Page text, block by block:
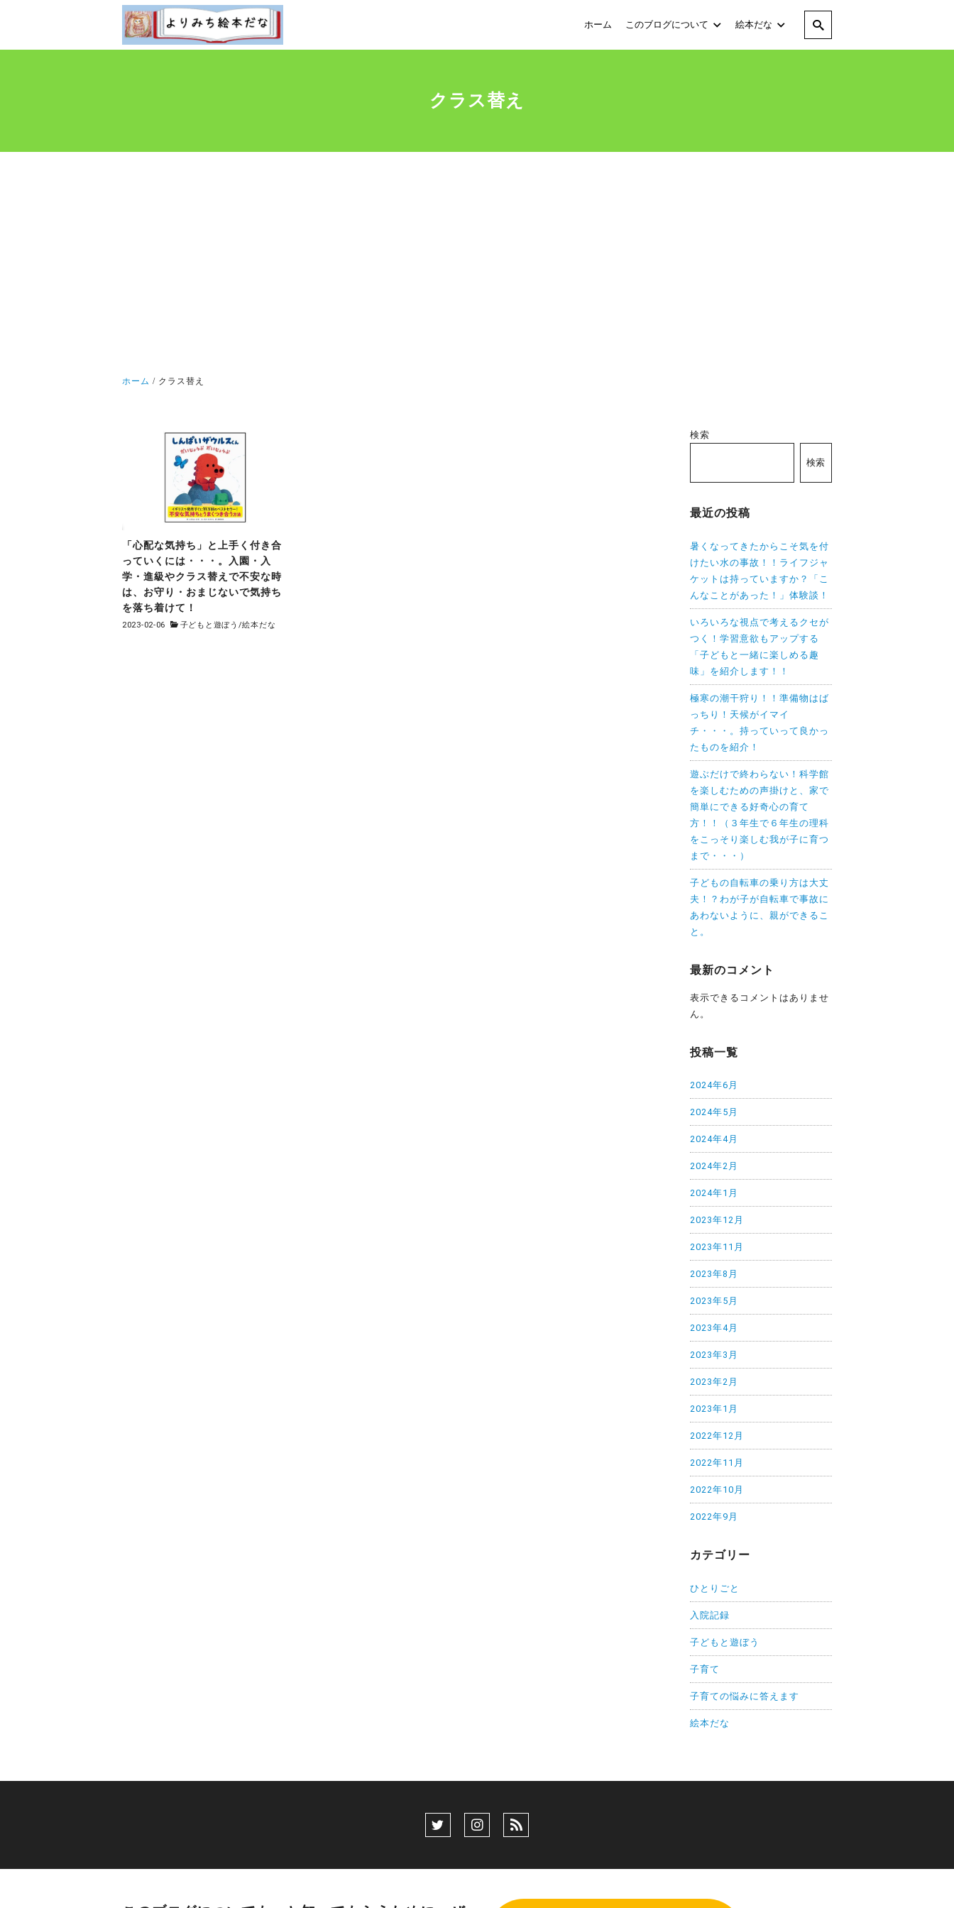
ホーム このブログについて 絵本だな
クラス替え
ホーム クラス替え
「心配な気持ち」と上手く付き合
っていくには・・・。入園・入
学・進級やクラス替えで不安な時
は、お守り・おまじないで気持ち
を落ち着けて！
2023-02-06 子どもと遊ぼう /絵本だな
検索
検索
最近の投稿
暑くなってきたからこそ気を付
けたい水の事故！！ライフジャ
ケットは持っていますか？「こ
んなことがあった！」体験談！
いろいろな視点で考えるクセが
つく！学習意欲もアップする
「子どもと一緒に楽しめる趣
味」を紹介します！！
極寒の潮干狩り！！準備物はば
っちり！天候がイマイ
チ・・・。持っていって良かっ
たものを紹介！
遊ぶだけで終わらない！科学館
を楽しむための声掛けと、家で
簡単にできる好奇心の育て
方！！（３年生で６年生の理科
をこっそり楽しむ我が子に育つ
まで・・・）
子どもの自転車の乗り方は大丈
夫！？わが子が自転車で事故に
あわないように、親ができるこ
と。
最新のコメント
表示できるコメントはありませ
ん。
投稿一覧
2024年6月
2024年5月
2024年4月
2024年2月
2024年1月
2023年12月
2023年11月
2023年8月
2023年5月
2023年4月
2023年3月
2023年2月
2023年1月
2022年12月
2022年11月
2022年10月
2022年9月
カテゴリー
ひとりごと
入院記録
子どもと遊ぼう
子育て
子育ての悩みに答えます
絵本だな